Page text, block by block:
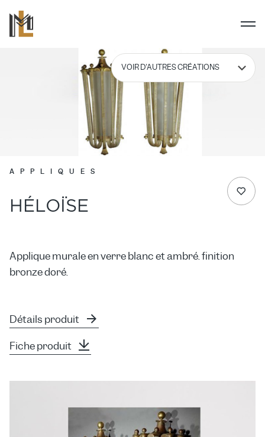
APPLIQUES
HÉLOÏSE
Applique murale en verre blanc et ambré. finition
bronze doré.
Détails produit
Fiche produit